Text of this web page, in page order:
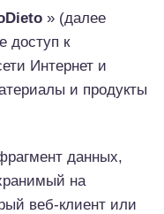
» (далее
доступ к
Интернет и
и продукты
данных,
на
веб-клиент или